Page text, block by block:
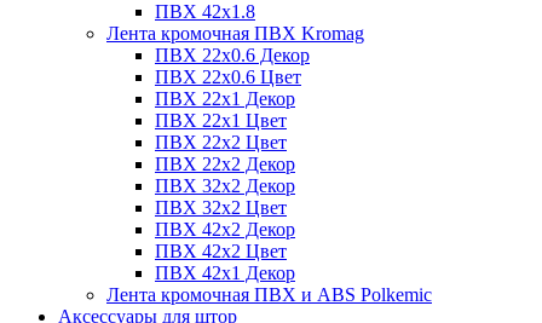
ПВХ 42х1.8
Лента кромочная ПВХ Kromag
ПВХ 22x0.6 Декор
ПВХ 22x0.6 Цвет
ПВХ 22x1 Декор
ПВХ 22x1 Цвет
ПВХ 22x2 Цвет
ПВХ 22x2 Декор
ПВХ 32x2 Декор
ПВХ 32x2 Цвет
ПВХ 42x2 Декор
ПВХ 42x2 Цвет
ПВХ 42x1 Декор
Лента кромочная ПВХ и ABS Polkemic
Аксессуары для штор